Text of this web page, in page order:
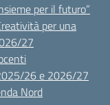
per il futuro”
per una
27
26 e 2026/27
Nord